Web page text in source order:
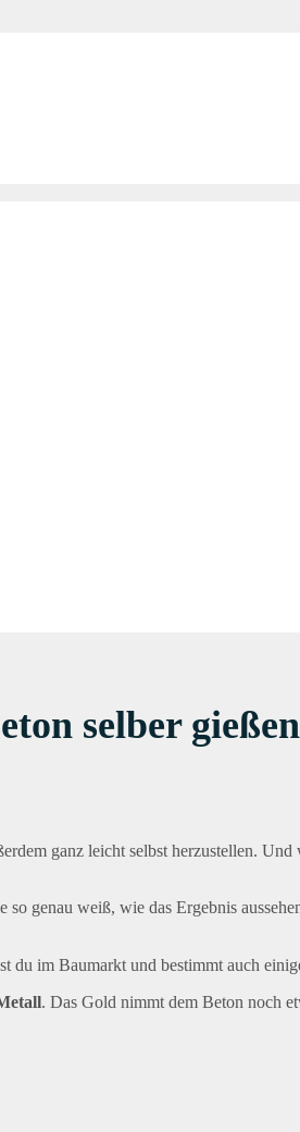
selber gießen
ganz leicht selbst herzustellen.
genau weiß, wie das Ergebnis
du im Baumarkt und bestimmt auch
. Das Gold nimmt dem Beton noch